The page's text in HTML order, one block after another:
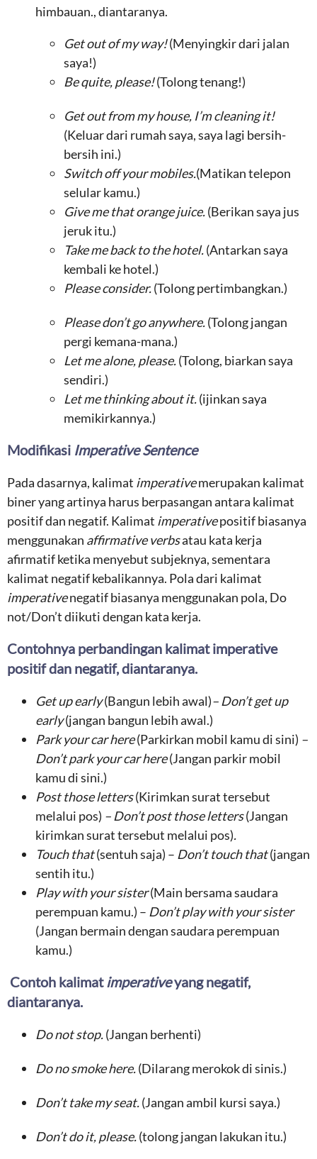
himbauan., diantaranya.
Get out of my way!(Menyingkir dari jalan
saya!)
Be quite, please!(Tolong tenang!)
Get out from my house, I’m cleaning it!
(Keluar dari rumah saya, saya lagi bersih-
bersih ini.)
Switch off your mobiles.(Matikan telepon
selular kamu.)
Give me that orange juice.(Berikan saya jus
jeruk itu.)
Take me back to the hotel.(Antarkan saya
kembali ke hotel.)
Please consider.(Tolong pertimbangkan.)
Please don’t go anywhere.(Tolong jangan
pergi kemana-mana.)
Let me alone, please.(Tolong, biarkan saya
sendiri.)
Let me thinking about it.(ijinkan saya
memikirkannya.)
Modifikasi Imperative Sentence
Pada dasarnya, kalimat imperativemerupakan kalimat
biner yang artinya harus berpasangan antara kalimat
positif dan negatif. Kalimat imperativepositif biasanya
menggunakan affirmative verbsatau kata kerja
afirmatif ketika menyebut subjeknya, sementara
kalimat negatif kebalikannya. Pola dari kalimat
imperativenegatif biasanya menggunakan pola, Do
not/Don’t diikuti dengan kata kerja.
Contohnya perbandingan kalimat imperative
positif dan negatif, diantaranya.
Get up early(Bangun lebih awal)– Don’t get up
early(jangan bangun lebih awal.)
Park your car here(Parkirkan mobil kamu di sini) –
Don’t park your car here(Jangan parkir mobil
kamu di sini.)
Post those letters(Kirimkan surat tersebut
melalui pos) – Don’t post those letters(Jangan
kirimkan surat tersebut melalui pos).
Touch that(sentuh saja) – Don’t touch that(jangan
sentih itu.)
Play with your sister ­(Main bersama saudara
perempuan kamu.) – Don’t play with your sister
(Jangan bermain dengan saudara perempuan
kamu.)
Contoh kalimat imperativeyang negatif,
diantaranya.
Do not stop.(Jangan berhenti)
Do no smoke here.(Dilarang merokok di sinis.)
Don’t take my seat.(Jangan ambil kursi saya.)
Don’t do it, please.(tolong jangan lakukan itu.)